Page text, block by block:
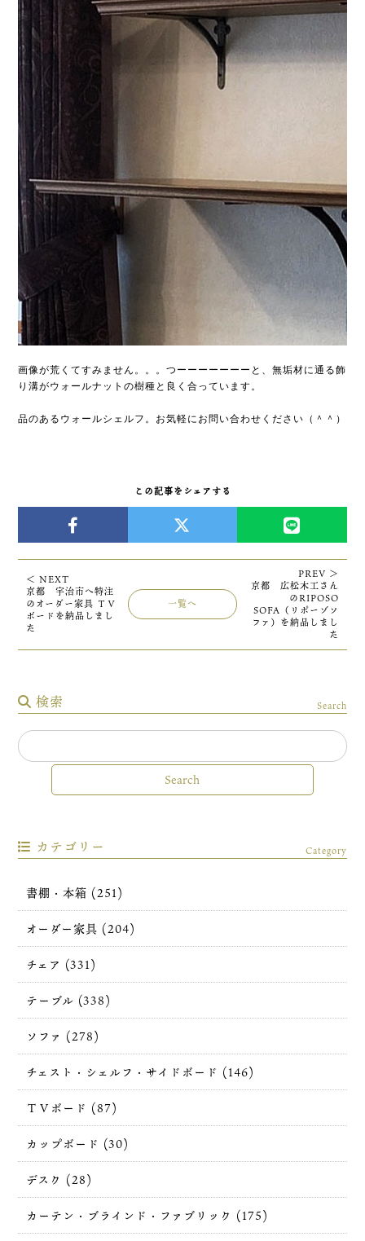
画像が荒くてすみません。。。つーーーーーーーと、無垢材に通る飾
り溝がウォールナットの樹種と良く合っています。
品のあるウォールシェルフ。お気軽にお問い合わせください（＾＾）
この記事をシェアする
＜ NEXT
京都 宇治市へ特注
のオーダー家具 ＴＶ
ボードを納品しまし
た
一覧へ
PREV ＞
京都 広松木工さん
のRIPOSO
SOFA（リポーゾソ
ファ）を納品しまし
た
検索 Search
カテゴリー Category
書棚・本箱 (251)
オーダー家具 (204)
チェア (331)
テーブル (338)
ソファ (278)
チェスト・シェルフ・サイドボード (146)
ＴＶボード (87)
カップボード (30)
デスク (28)
カーテン・ブラインド・ファブリック (175)